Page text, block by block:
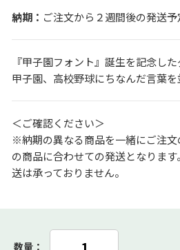
ご注文から２週間後の発送予
『甲子園フォント』誕生を記念し
甲子園、高校野球にちなんだ言葉を
＜ご確認ください＞
※納期の異なる商品を一緒にご注
の商品に合わせての発送となりま
送は承っておりません。
数量：